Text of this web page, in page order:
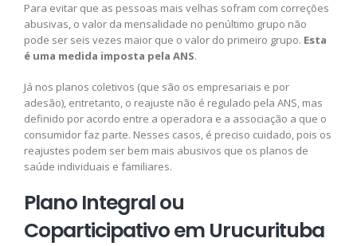
Para evitar que as pessoas mais velhas sofram com correções
abusivas, o valor da mensalidade no penúltimo grupo não
pode ser seis vezes maior que o valor do primeiro grupo. Esta
é uma medida imposta pela ANS.
Já nos planos coletivos (que são os empresariais e por
adesão), entretanto, o reajuste não é regulado pela ANS, mas
definido por acordo entre a operadora e a associação a que o
consumidor faz parte. Nesses casos, é preciso cuidado, pois os
reajustes podem ser bem mais abusivos que os planos de
saúde individuais e familiares.
Plano Integral ou
Coparticipativo em Urucurituba